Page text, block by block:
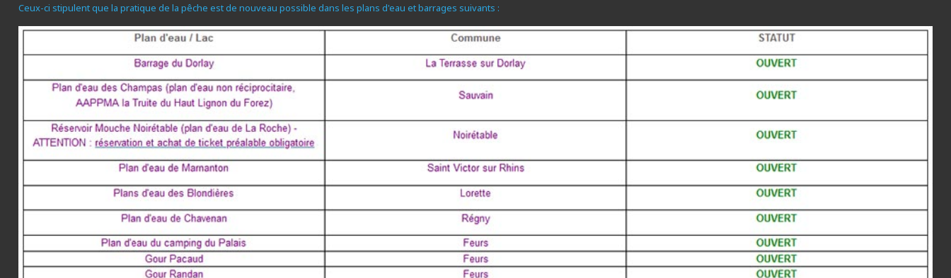
Ceux-ci stipulent que la pratique de la pêche est de nouveau possible dans les plans d'eau et barrages suivants :